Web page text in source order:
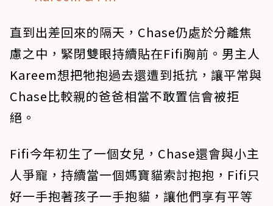
直到出差回來的隔天，Chase仍處於分離焦
慮之中，緊閉雙眼持續貼在Fifi胸前。男主人
Kareem想把牠抱過去還遭到抵抗，讓平常與
Chase比較親的爸爸相當不敢置信會被拒
絕。
Fifi今年初生了一個女兒，Chase還會與小主
人爭寵，持續當一個媽寶貓索討抱抱，Fifi只
好一手抱著孩子一手抱貓，讓他們享有平等